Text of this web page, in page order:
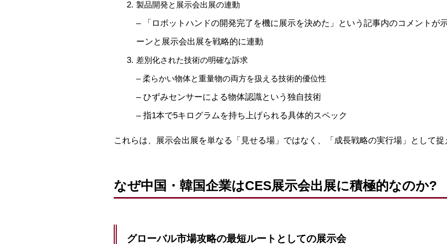
製品開発と展示会出展の連動
– 「ロボットハンドの開発完了を機に展示を決めた」という記事内のコメントが
ーンと展示会出展を戦略的に連動
差別化された技術の明確な訴求
– 柔らかい物体と重量物の両方を扱える技術的優位性
– ひずみセンサーによる物体認識という独自技術
– 指1本で5キログラムを持ち上げられる具体的スペック
これらは、展示会出展を単なる「見せる場」ではなく、「成長戦略の実行場」として捉
なぜ中国・韓国企業はCES展示会出展に積極的なのか?
グローバル市場攻略の最短ルートとしての展示会